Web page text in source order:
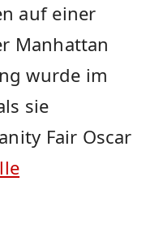
auf ⁣einer
Manhattan
wurde ⁤im
sie
Fair Oscar